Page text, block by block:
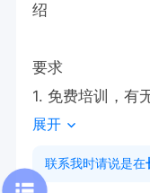
绍
要求
1. 免费培训，有
2. 具备良好的沟
3. 有较强的学习
展开
联系我时请说是在